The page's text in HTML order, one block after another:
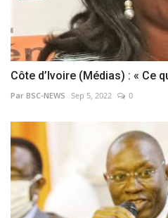
Côte d’Ivoire (Médias) : « Ce
Par BSC-NEWS Sep 5, 2022 0